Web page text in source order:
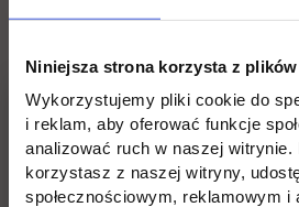
Niniejsza strona korzysta z
Wykorzystujemy pliki cookie do
i reklam, aby oferować funkcje
analizować ruch w naszej
korzystasz z naszej witryny,
społecznościowym, reklamowym i
zarządzaniu projektami,
organizacjach zajmujących się
doradztwie podatkowym,
bankach,
firmach ubezpieczeniowych,